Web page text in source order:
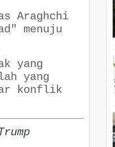
Araghchi
menuju
yang
yang
konflik